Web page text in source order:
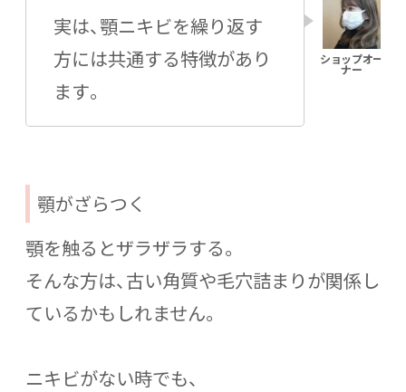
実は、顎ニキビを繰り返す
方には共通する特徴があり
ます。
顎がざらつく
顎を触るとザラザラする。
そんな方は、古い角質や毛穴詰まりが関係し
ているかもしれません。
ニキビがない時でも、